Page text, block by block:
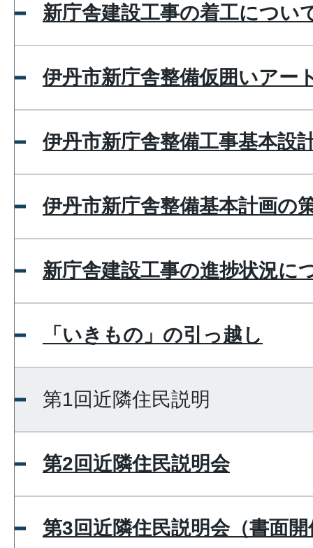
新庁舎建設工事の着工につい
伊丹市新庁舎整備仮囲いアー
伊丹市新庁舎整備工事基本設
伊丹市新庁舎整備基本計画の
新庁舎建設工事の進捗状況に
「いきもの」の引っ越し
第1回近隣住民説明
第2回近隣住民説明会
第3回近隣住民説明会（書面開